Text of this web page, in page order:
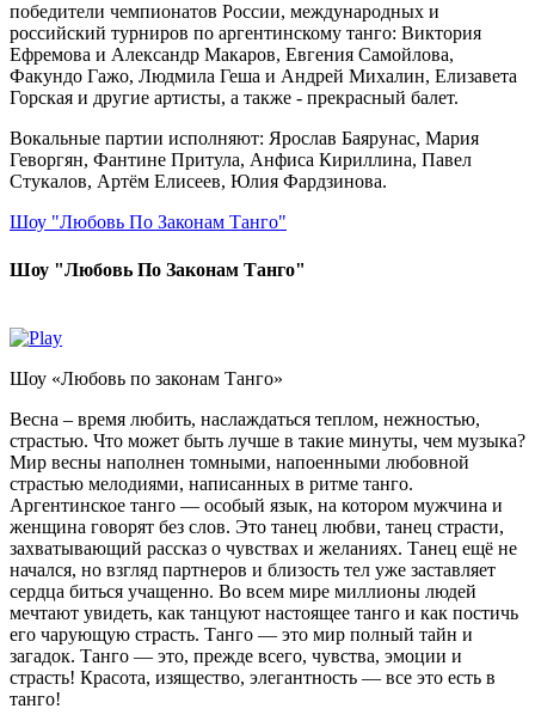
победители чемпионатов России, международных и
российский турниров по аргентинскому танго: Виктория
Ефремова и Александр Макаров, Евгения Самойлова,
Факундо Гажо, Людмила Геша и Андрей Михалин, Елизавета
Горская и другие артисты, а также - прекрасный балет.
Вокальные партии исполняют: Ярослав Баярунас, Мария
Геворгян, Фантине Притула, Анфиса Кириллина, Павел
Стукалов, Артём Елисеев, Юлия Фардзинова.
Шоу "Любовь По Законам Танго"
Шоу "Любовь По Законам Танго"
Шоу «Любовь по законам Танго»
Весна – время любить, наслаждаться теплом, нежностью,
страстью. Что может быть лучше в такие минуты, чем музыка?
Мир весны наполнен томными, напоенными любовной
страстью мелодиями, написанных в ритме танго.
Аргентинское танго — особый язык, на котором мужчина и
женщина говорят без слов. Это танец любви, танец страсти,
захватывающий рассказ о чувствах и желаниях. Танец ещё не
начался, но взгляд партнеров и близость тел уже заставляет
сердца биться учащенно. Во всем мире миллионы людей
мечтают увидеть, как танцуют настоящее танго и как постичь
его чарующую страсть. Танго — это мир полный тайн и
загадок. Танго — это, прежде всего, чувства, эмоции и
страсть! Красота, изящество, элегантность — все это есть в
танго!